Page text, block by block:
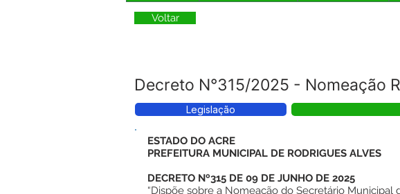
Voltar
Decreto N°315/2025 - Nomeação
Legislação
ESTADO DO ACRE
PREFEITURA MUNICIPAL DE RODRIGUES ALVES
DECRETO Nº315 DE 09 DE JUNHO DE 2025
“Dispõe sobre a Nomeação do Secretário Municipal